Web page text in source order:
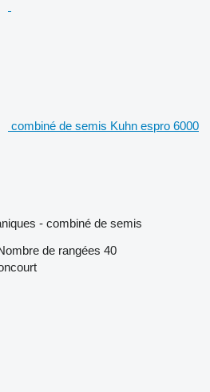
combiné de semis Kuhn espro 6000
- combiné de semis
de rangées 40